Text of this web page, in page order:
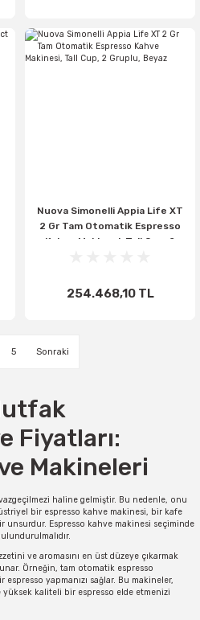
Nuova Simonelli Appia Life XT
2 Gr Tam Otomatik Espresso
Kahve Makinesi, Tall Cup, 2
254.468,10 TL
5
Fiyatları:
Makineleri
haline gelmiştir. Bu nedenle, onu
bir espresso kahve makinesi, bir kafe
unsurdur. Espresso kahve makinesi seçiminde
ve aromasını en üst düzeye çıkarmak
Örneğin, tam otomatik espresso
yapmanızı sağlar. Bu makineler,
kaliteli bir espresso elde etmenizi